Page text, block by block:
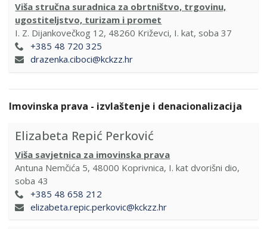
Viša stručna suradnica za obrtništvo, trgovinu,
ugostiteljstvo, turizam i promet
I. Z. Dijankovečkog 12, 48260 Križevci, I. kat, soba 37
+385 48 720 325
drazenka.ciboci@kckzz.hr
Imovinska prava - izvlaštenje i denacionalizacija
Elizabeta Repić Perković
Viša savjetnica za imovinska prava
Antuna Nemčića 5, 48000 Koprivnica, I. kat dvorišni dio,
soba 43
+385 48 658 212
elizabeta.repic.perkovic@kckzz.hr